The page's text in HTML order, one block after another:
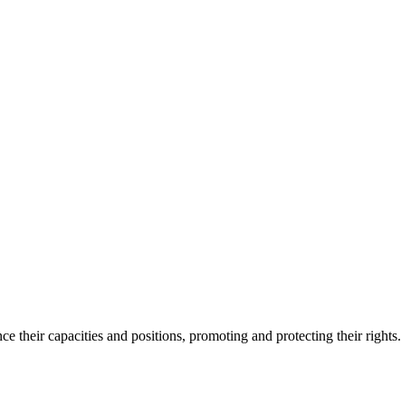
their capacities and positions, promoting and protecting their rights.